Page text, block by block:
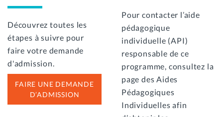
Découvrez toutes les
étapes à suivre pour
faire votre demande
d'admission.
FAIRE UNE DEMANDE
D’ADMISSION
Pour contacter l’aide
pédagogique
individuelle (API)
responsable de ce
programme, consultez la
page des Aides
Pédagogiques
Individuelles afin